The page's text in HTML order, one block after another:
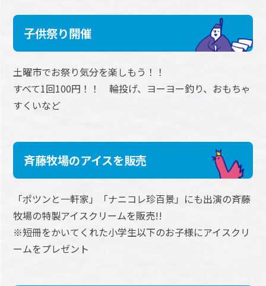
子供祭り開催
土曜市でお祭り気分を楽しもう！！
すべて1回100円！！ 輪投げ、ヨーヨー釣り、おもちゃ
すくいなど
斉藤牧場のアイスを販売
「ポツンと一軒家」「ナニコレ珍百景」にも出演の斉藤
牧場の特製アイスクリームを販売!!
※短冊をかいてくれた小学生以下のお子様にアイスクリ
ームをプレゼント